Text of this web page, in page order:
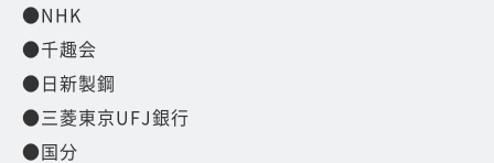
●NHK
●千趣会
●日新製鋼
●三菱東京UFJ銀行
●国分